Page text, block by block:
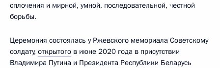
сплочения и мирной, умной, последовательной, честной
борьбы.
Церемония состоялась у Ржевского мемориала Советскому
солдату, открытого в июне 2020 года в присутствии
Владимира Путина и Президента Республики Беларусь